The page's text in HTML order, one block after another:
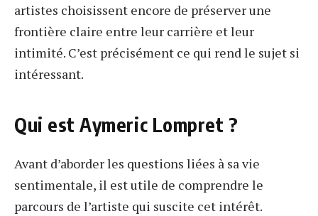
artistes choisissent encore de préserver une
frontière claire entre leur carrière et leur
intimité. C’est précisément ce qui rend le sujet si
intéressant.
Qui est Aymeric Lompret ?
Avant d’aborder les questions liées à sa vie
sentimentale, il est utile de comprendre le
parcours de l’artiste qui suscite cet intérêt.